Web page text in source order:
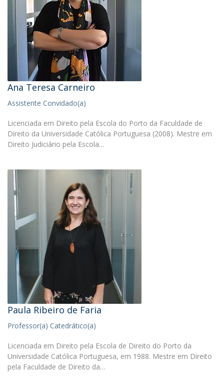
Ana Teresa Carneiro
Assistente Convidado(a)
Licenciada em Direito pela Escola do Porto da Faculdade de
Direito da Universidade Católica Portuguesa (2008). Mestre em
Direito Judiciário pela Escola…
Paula Ribeiro de Faria
Professor(a) Catedrático(a)
Licenciada em Direito pela Escola de Direito do Porto da
Universidade Católica Portuguesa, em 1988. Mestre em Direito
pela Faculdade de Direito da…